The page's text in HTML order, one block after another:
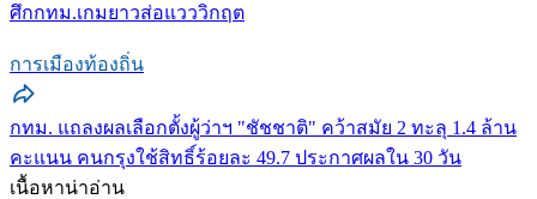
ศึกกทม.เกมยาวส่อแวววิกฤต
การเมืองท้องถิ่น
กทม. แถลงผลเลือกตั้งผู้ว่าฯ "ชัชชาติ" คว้าสมัย 2 ทะลุ 1.4 ล้าน
คะแนน คนกรุงใช้สิทธิ์ร้อยละ 49.7 ประกาศผลใน 30 วัน
เนื้อหาน่าอ่าน